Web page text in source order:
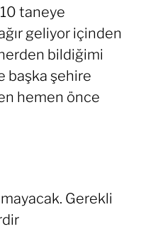
taneye
geliyor içinden
bildiğimi
başka şehire
hemen önce
Gerekli